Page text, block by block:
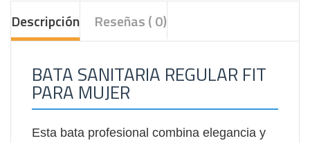
Descripción Reseñas ( 0)
BATA SANITARIA REGULAR FIT
PARA MUJER
Esta bata profesional combina elegancia y